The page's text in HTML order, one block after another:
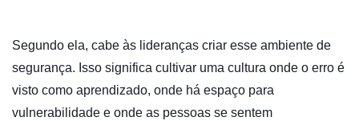
Segundo ela, cabe às lideranças criar esse ambiente de
segurança. Isso significa cultivar uma cultura onde o erro é
visto como aprendizado, onde há espaço para
vulnerabilidade e onde as pessoas se sentem